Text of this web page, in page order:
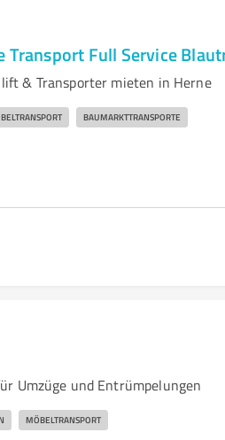
Full Service
& Transporter mieten in Herne
BAUMARKTTRANSPORTE
Umzüge und Entrümpelungen
MÖBELTRANSPORT